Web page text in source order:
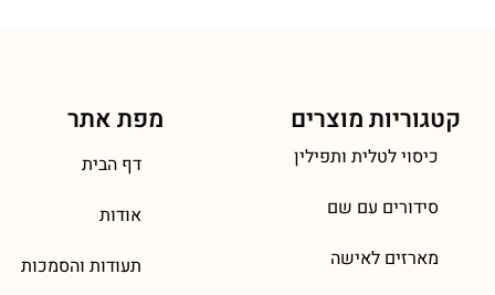
קטגוריות מוצרים
כיסוי לטלית ותפילין
סידורים עם שם
מארזים לאישה
מפת אתר
דף הבית
אודות
תעודות והסמכות